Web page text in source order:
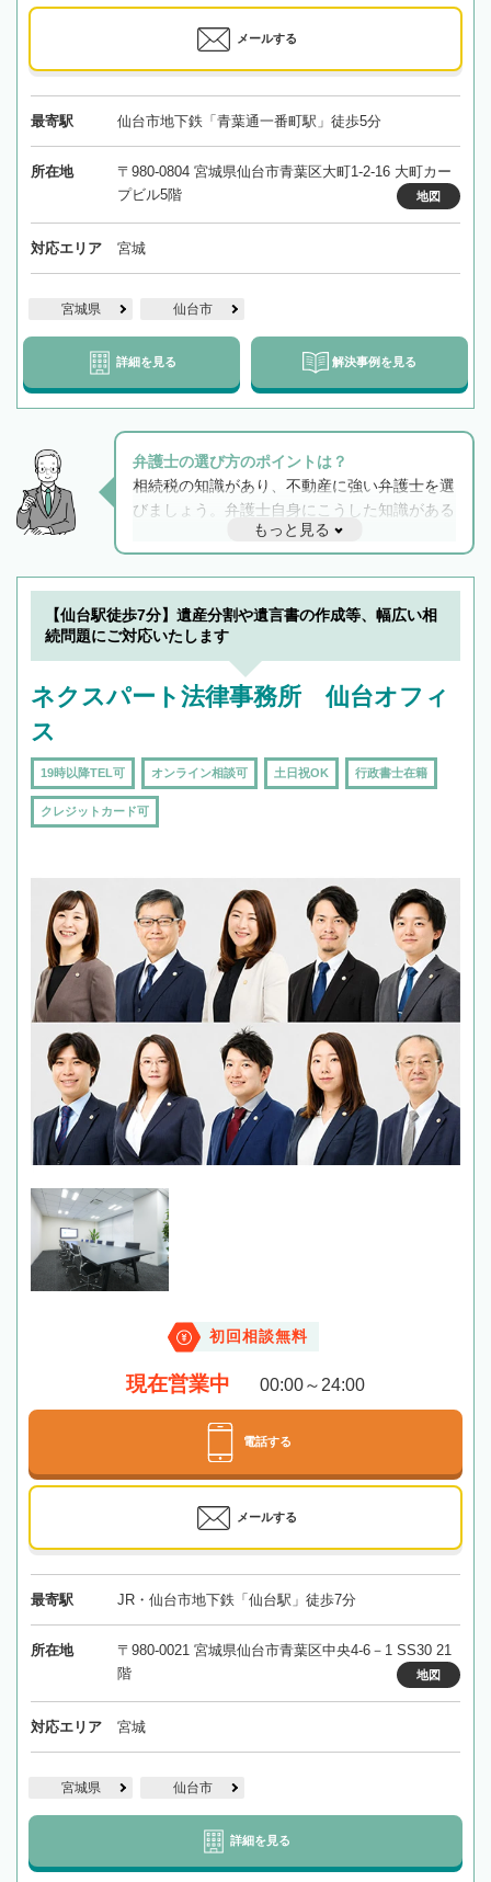
メールする
最寄駅 仙台市地下鉄「青葉通一番町駅」徒歩5分
所在地
〒980-0804 宮城県仙台市青葉区大町1-2-16 大町カー
プビル5階
地図
対応エリア 宮城
宮城県 仙台市
詳細を見る 解決事例を見る
弁護士の選び方のポイントは？
相続税の知識があり、不動産に強い弁護士を選
びましょう。弁護士自身にこうした知識がある
と他士業との連携もスムーズに進み、トラブル
解決のみならず相続をトータルで任せることが
できます。また、相続は感情がからむ分野なの
でフィーリングも重要です。実際に電話や面談
で複数の弁護士と会話をしてウマが合う方に依
もっと見る
【仙台駅徒歩7分】遺産分割や遺言書の作成等、幅広い相
続問題にご対応いたします
ネクスパート法律事務所 仙台オフィ
ス
19時以降TEL可 オンライン相談可 土日祝OK 行政書士在籍
クレジットカード可
初回相談無料
現在営業中 00:00～24:00
電話する
メールする
最寄駅 JR・仙台市地下鉄「仙台駅」徒歩7分
所在地
〒980-0021 宮城県仙台市青葉区中央4-6－1 SS30 21
階
地図
対応エリア 宮城
宮城県 仙台市
詳細を見る